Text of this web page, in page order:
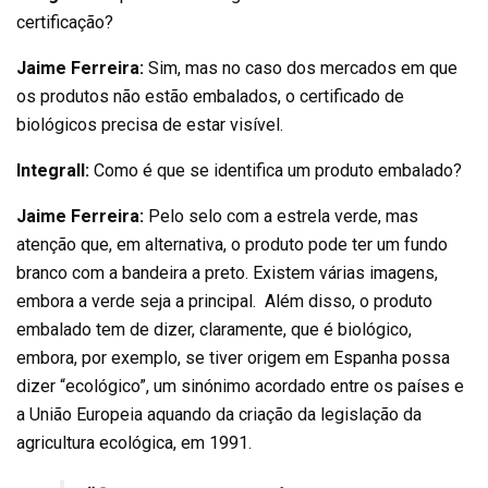
certificação?
Jaime Ferreira: Sim, mas no caso dos mercados em que
os produtos não estão embalados, o certificado de
biológicos precisa de estar visível.
Integrall: Como é que se identifica um produto embalado?
Jaime Ferreira: Pelo selo com a estrela verde, mas
atenção que, em alternativa, o produto pode ter um fundo
branco com a bandeira a preto. Existem várias imagens,
embora a verde seja a principal. Além disso, o produto
embalado tem de dizer, claramente, que é biológico,
embora, por exemplo, se tiver origem em Espanha possa
dizer “ecológico”, um sinónimo acordado entre os países e
a União Europeia aquando da criação da legislação da
agricultura ecológica, em 1991.